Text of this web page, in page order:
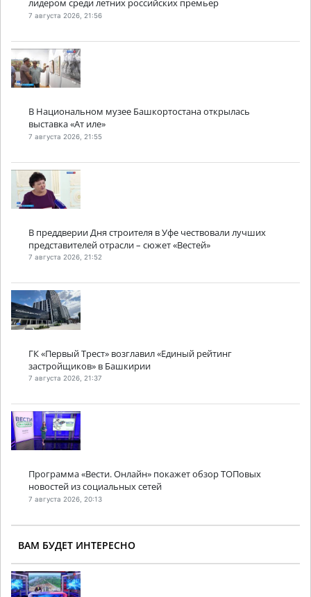
лидером среди летних российских премьер
7 августа 2026, 21:56
В Национальном музее Башкортостана открылась
выставка «Ат иле»
7 августа 2026, 21:55
В преддверии Дня строителя в Уфе чествовали лучших
представителей отрасли – сюжет «Вестей»
7 августа 2026, 21:52
ГК «Первый Трест» возглавил «Единый рейтинг
застройщиков» в Башкирии
7 августа 2026, 21:37
Программа «Вести. Онлайн» покажет обзор ТОПовых
новостей из социальных сетей
7 августа 2026, 20:13
ВАМ БУДЕТ ИНТЕРЕСНО